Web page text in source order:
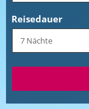
Reisedauer